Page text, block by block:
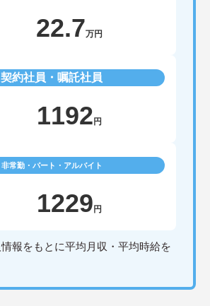
22.7万円
契約社員・嘱託社員
1192円
非常勤・パート・アルバイト
1229円
報をもとに平均月収・平均時給を